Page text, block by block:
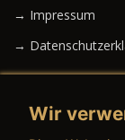
→ Impressum
→
Wir